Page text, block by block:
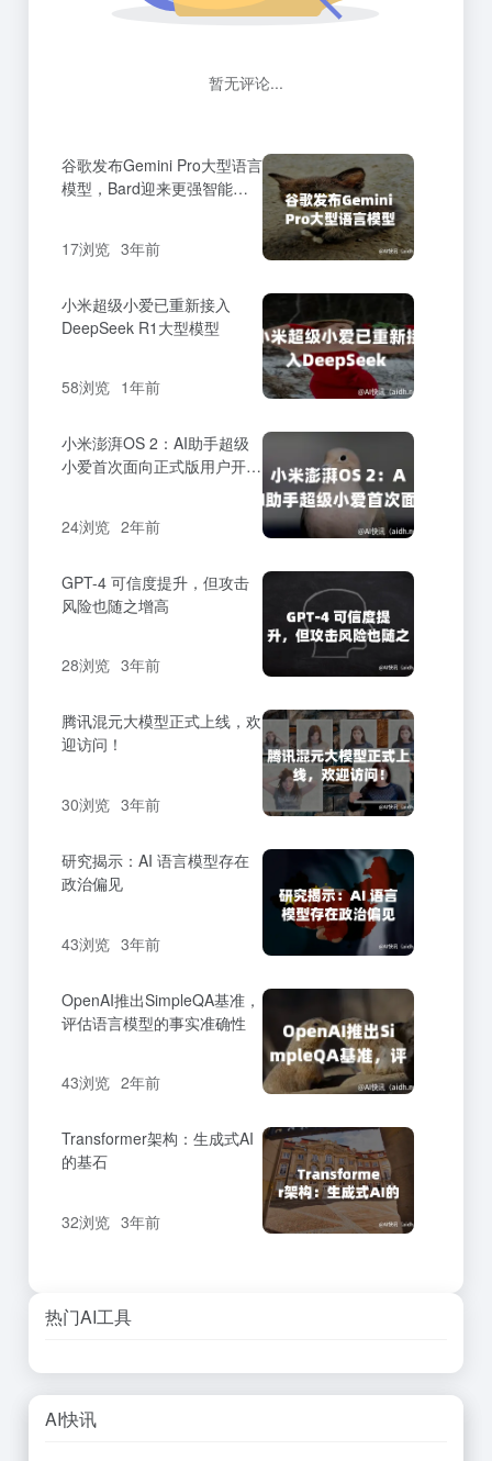
暂无评论...
谷歌发布Gemini Pro大型语言
模型，Bard迎来更强智能升
17浏览 3年前
小米超级小爱已重新接入
DeepSeek R1大型模型
58浏览 1年前
小米澎湃OS 2：AI助手超级
小爱首次面向正式版用户开放
24浏览 2年前
GPT-4 可信度提升，但攻击
风险也随之增高
28浏览 3年前
腾讯混元大模型正式上线，欢
迎访问！
30浏览 3年前
研究揭示：AI 语言模型存在
政治偏见
43浏览 3年前
OpenAI推出SimpleQA基准，
评估语言模型的事实准确性
43浏览 2年前
Transformer架构：生成式AI
的基石
32浏览 3年前
热门AI工具
AI快讯